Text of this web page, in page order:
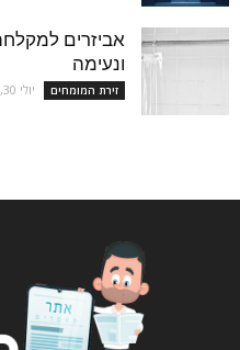
אביזרים
ונעימה
זירת המומחים יולי 30, 2026